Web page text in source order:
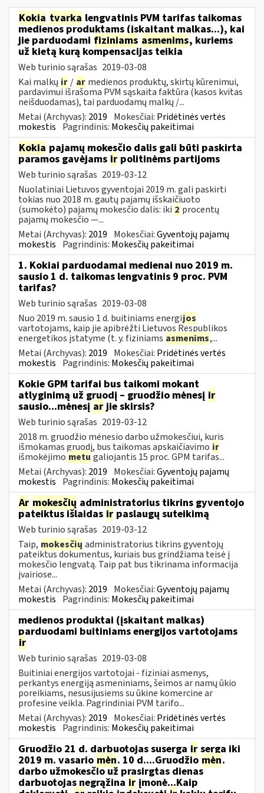
Kokia tvarka lengvatinis PVM tarifas taikomas
medienos produktams (įskaitant malkas...), kai
jie parduodami fiziniams asmenims, kuriems
už kietą kurą kompensacijas teikia
Web turinio sąrašas 2019-03-08
Kai malkų ir / ar medienos produktų, skirtų kūrenimui,
pardavimui išrašoma PVM sąskaita faktūra (kasos kvitas
neišduodamas), tai parduodamų malkų /...
Metai (Archyvas): 2019 Mokesčiai: Pridėtinės vertės
mokestis Pagrindinis: Mokesčių pakeitimai
Kokia pajamų mokesčio dalis gali būti paskirta
paramos gavėjams ir politinėms partijoms
Web turinio sąrašas 2019-03-12
Nuolatiniai Lietuvos gyventojai 2019 m. gali paskirti
tokias nuo 2018 m. gautų pajamų išskaičiuoto
(sumokėto) pajamų mokesčio dalis: iki 2 procentų
pajamų mokesčio —...
Metai (Archyvas): 2019 Mokesčiai:Gyventojų pajamų
mokestis Pagrindinis: Mokesčių pakeitimai
1. Kokiai parduodamai medienai nuo 2019 m.
sausio 1 d. taikomas lengvatinis 9 proc. PVM
tarifas?
Web turinio sąrašas 2019-03-08
Nuo 2019 m. sausio 1 d. buitiniams energijos
vartotojams, kaip jie apibrėžti Lietuvos Respublikos
energetikos įstatyme (t. y. fiziniams asmenims,...
Metai (Archyvas): 2019 Mokesčiai: Pridėtinės vertės
mokestis Pagrindinis: Mokesčių pakeitimai
Kokie GPM tarifai bus taikomi mokant
atlyginimą už gruodį – gruodžio mėnesį ir
sausio...mėnesį arjie skirsis?
Web turinio sąrašas 2019-03-12
2018 m. gruodžio mėnesio darbo užmokesčiui, kuris
išmokamas gruodį, bus taikomas apskaičiavimo ir
išmokėjimo metu galiojantis 15 proc. GPM tarifas...
Metai (Archyvas): 2019 Mokesčiai:Gyventojų pajamų
mokestis Pagrindinis: Mokesčių pakeitimai
Ar mokesčių administratorius tikrins gyventojo
pateiktus išlaidas ir paslaugų suteikimą
Web turinio sąrašas 2019-03-12
Taip, mokesčių administratorius tikrins gyventojų
pateiktus dokumentus, kuriais bus grindžiama teisė į
mokesčio lengvatą. Taip pat bus tikrinama informacija
įvairiose...
Metai (Archyvas): 2019 Mokesčiai:Gyventojų pajamų
mokestis Pagrindinis: Mokesčių pakeitimai
medienos produktai (įskaitant malkas)
parduodami buitiniams energijos vartotojams
ir
Web turinio sąrašas 2019-03-08
Buitiniai energijos vartotojai - fiziniai asmenys,
perkantys energiją asmeniniams, šeimos ar namų ūkio
poreikiams, nesusijusiems su ūkine komercine ar
profesine veikla. Pagrindiniai PVM tarifo...
Metai (Archyvas): 2019 Mokesčiai: Pridėtinės vertės
mokestis Pagrindinis: Mokesčių pakeitimai
Gruodžio 21 d. darbuotojas suserga ir serga iki
2019 m. vasario mėn. 10 d....Gruodžio mėn.
darbo užmokesčio už prasirgtas dienas
darbuotojas negrąžina ir įmonė...Kaip